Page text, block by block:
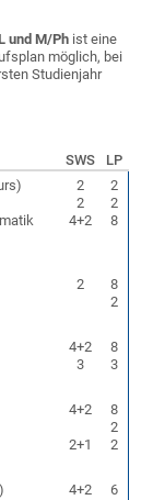
und M/Ph ist eine
möglich, bei
Studienjahr
SWS
LP
2
2
4+2
2
2
8
2
8
2
4+2
3
8
3
4+2
2+1
8
2
2
4+2
6